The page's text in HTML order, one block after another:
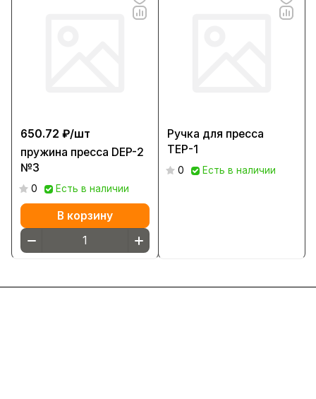
650.72 ₽/шт
пружина пресса DEP-2
№3
0 Есть в наличии
В корзину
Ручка для пресса
ТЕР-1
0 Есть в наличии